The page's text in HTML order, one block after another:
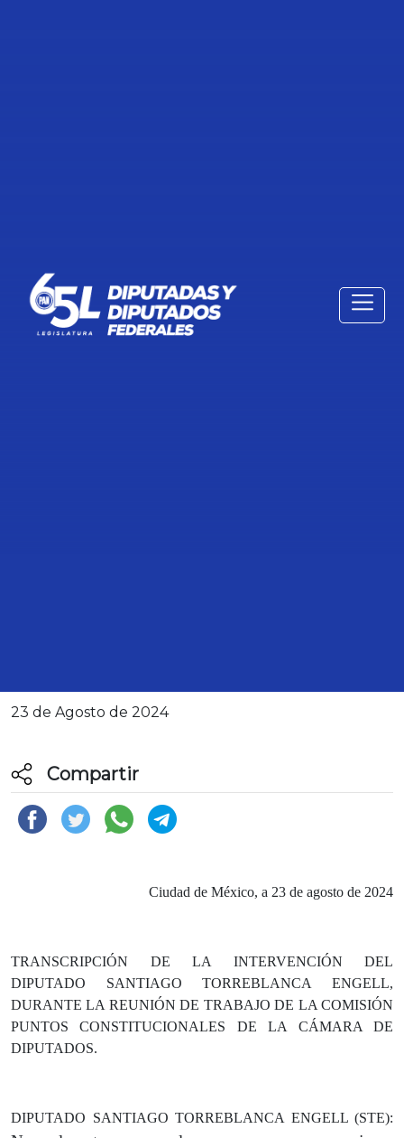
23 de Agosto de 2024
Compartir
Ciudad de México, a 23 de agosto de 2024
TRANSCRIPCIÓN DE LA INTERVENCIÓN DEL
DIPUTADO SANTIAGO TORREBLANCA ENGELL,
DURANTE LA REUNIÓN DE TRABAJO DE LA COMISIÓN
PUNTOS CONSTITUCIONALES DE LA CÁMARA DE
DIPUTADOS.
DIPUTADO SANTIAGO TORREBLANCA ENGELL (STE):